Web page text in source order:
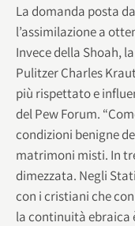
La domanda posta
l’assimilazione a
Invece della Shoah,
Pulitzer Charles
più rispettato e
del Pew Forum.
condizioni benigne
matrimoni misti. In
dimezzata. Negli
con i cristiani che
la continuità ebraica